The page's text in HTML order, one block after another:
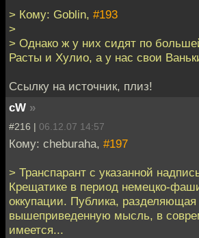
> Кому: Goblin, #193
>
> Однако ж у них сидят по
Расты и Хулио, а у нас свои
Ссылку на источник, плиз!
cW »
#216 | 06.12.07 14:57
Кому: cheburaha, #197
> Транспарант с указанной
Крещатике в период немецко-
оккупации. Публика, разделяющая
вышеприведенную мысль, в
имеется...